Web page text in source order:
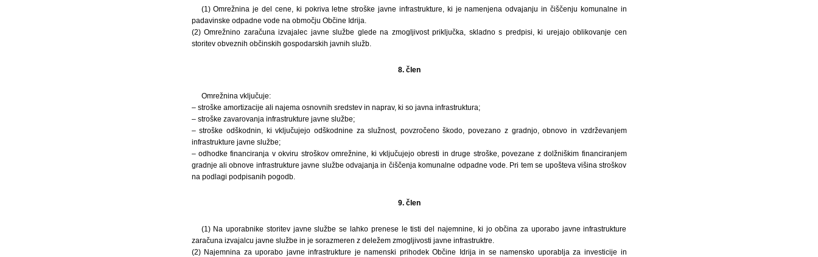
(1) Omrežnina je del cene, ki pokriva letne stroške javne infrastrukture, ki je namenjena odvajanju in čiščenju komunalne in
padavinske odpadne vode na območju Občine Idrija.
(2) Omrežnino zaračuna izvajalec javne službe glede na zmogljivost priključka, skladno s predpisi, ki urejajo oblikovanje cen
storitev obveznih občinskih gospodarskih javnih služb.
8. člen
Omrežnina vključuje:
– stroške amortizacije ali najema osnovnih sredstev in naprav, ki so javna infrastruktura;
– stroške zavarovanja infrastrukture javne službe;
– stroške odškodnin, ki vključujejo odškodnine za služnost, povzročeno škodo, povezano z gradnjo, obnovo in vzdrževanjem
infrastrukture javne službe;
– odhodke financiranja v okviru stroškov omrežnine, ki vključujejo obresti in druge stroške, povezane z dolžniškim financiranjem
gradnje ali obnove infrastrukture javne službe odvajanja in čiščenja komunalne odpadne vode. Pri tem se upošteva višina stroškov
na podlagi podpisanih pogodb.
9. člen
(1) Na uporabnike storitev javne službe se lahko prenese le tisti del najemnine, ki jo občina za uporabo javne infrastrukture
zaračuna izvajalcu javne službe in je sorazmeren z deležem zmogljivosti javne infrastruktre.
(2) Najemnina za uporabo javne infrastrukture je namenski prihodek Občine Idrija in se namensko uporablja za investicije in